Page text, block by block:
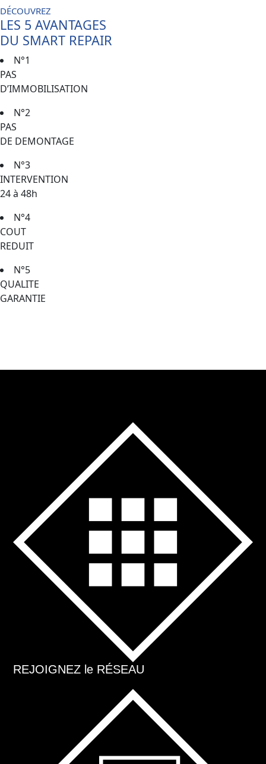
DÉCOUVREZ
LES 5 AVANTAGES
DU SMART REPAIR
N°1
PAS
D’IMMOBILISATION
N°2
PAS
DE DEMONTAGE
N°3
INTERVENTION
24 à 48h
N°4
COUT
REDUIT
N°5
QUALITE
GARANTIE
REJOIGNEZ le RÉSEAU